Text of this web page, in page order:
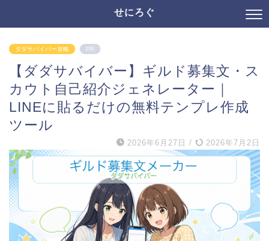
せにろぐ
ダダサバイバー攻略 PR
【ダダサバイバー】ギルド募集文・ス
カウト自己紹介ジェネレーター｜
LINEに貼るだけの無料テンプレ作成
ツール
2026年6月27日 / 2026年7月2日